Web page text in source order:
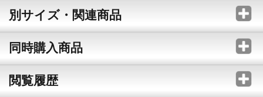
別サイズ・関連商品
同時購入商品
閲覧履歴